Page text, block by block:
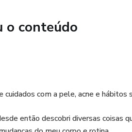
o conteúdo
com a pele, acne e hábitos
então descobri diversas coisas